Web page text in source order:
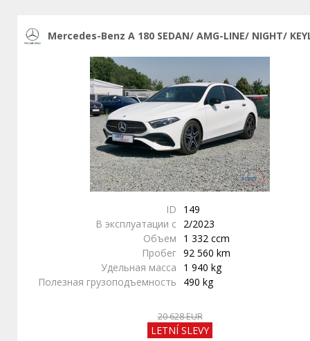
Mercedes-Benz A 180 SEDAN/ AMG-LINE/ NIGHT/
ID
149
В эксплуатации с 2/2023
Объем
1 332 ccm
Пробег 92 560 km
Удельная масса
1 940 kg
Полезная грузоподъемность
490 kg
20 628 EUR
LETNÍ SLEVY